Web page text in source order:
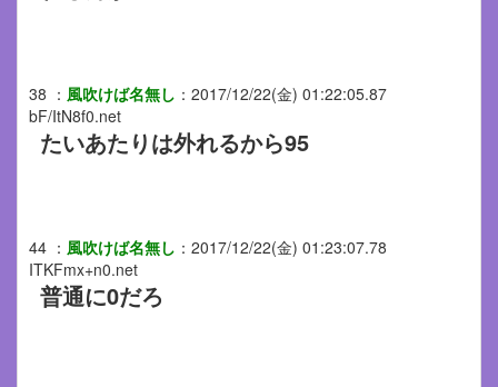
38 ： 風吹けば名無し ： 2017/12/22(金) 01:22:05.87
bF/ItN8f0.net
たいあたりは外れるから95
44 ： 風吹けば名無し ： 2017/12/22(金) 01:23:07.78
ITKFmx+n0.net
普通に0だろ